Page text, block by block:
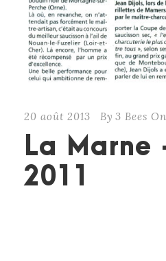
20 août 2013 By 3 Bees
La Marne
2011